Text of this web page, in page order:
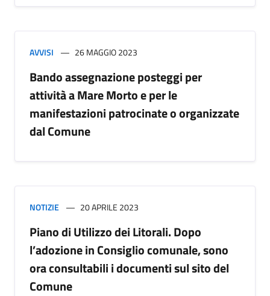
AVVISI 26 MAGGIO 2023
Bando assegnazione posteggi per
attività a Mare Morto e per le
manifestazioni patrocinate o organizzate
dal Comune
NOTIZIE 20 APRILE 2023
Piano di Utilizzo dei Litorali. Dopo
l’adozione in Consiglio comunale, sono
ora consultabili i documenti sul sito del
Comune